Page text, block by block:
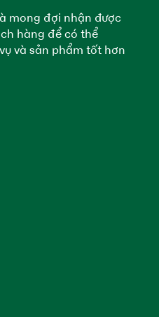
mong đợi nhận được
hàng để có thể
và sản phẩm tốt hơn